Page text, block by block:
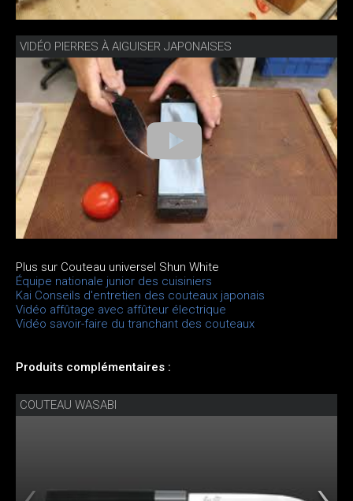
VIDÉO PIERRES À AIGUISER JAPONAISES
Plus sur Couteau universel Shun White
Équipe nationale junior des cuisiniers
Kai Conseils d'entretien des couteaux japonais
Vidéo affûtage avec affûteur électrique
Vidéo savoir-faire du tranchant des couteaux
Produits complémentaires :
COUTEAU WASABI